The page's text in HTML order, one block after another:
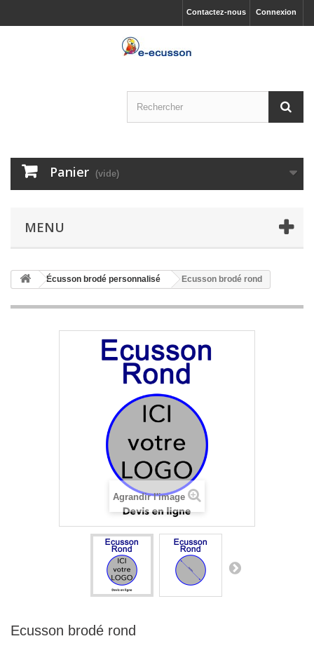
Connexion
Contactez-nous
Panier (vide)
MENU
Écusson brodé personnalisé Ecusson brodé rond
Agrandir l'image
Ecusson brodé rond